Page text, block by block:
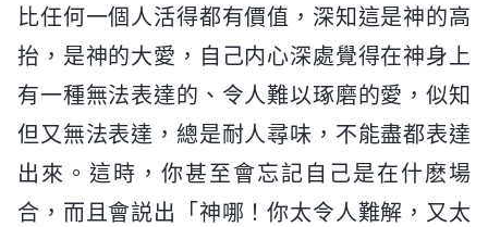
比任何一個人活得都有價值，深知這是神的高
抬，是神的大愛，自己内心深處覺得在神身上
有一種無法表達的、令人難以琢磨的愛，似知
但又無法表達，總是耐人尋味，不能盡都表達
出來。這時，你甚至會忘記自己是在什麽場
合，而且會説出「神哪！你太令人難解，又太